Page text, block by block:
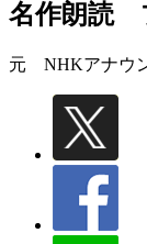
名作朗読
元 NHKアナウ